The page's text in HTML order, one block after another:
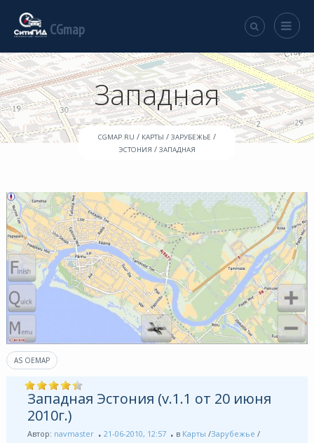
CGmap
Западная
CGMAP.RU / КАРТЫ / ЗАРУБЕЖЬЕ /
ЭСТОНИЯ / ЗАПАДНАЯ
AS OEMAP
Западная Эстония (v.1.1 от 20 июня
2010г.)
Автор: navmaster 21-06-2010, 12:57 в Карты /Зарубежье /